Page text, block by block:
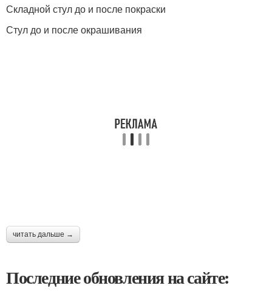
Складной стул до и после покраски
Стул до и после окрашивания
читать дальше →
Последние обновления на сайте: